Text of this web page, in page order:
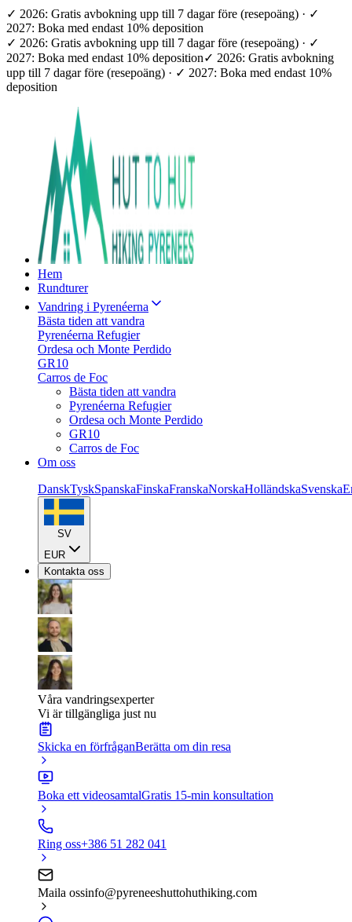
✓ 2026: Gratis avbokning upp till 7 dagar före (resepoäng) · ✓
2027: Boka med endast 10% deposition
✓ 2026: Gratis avbokning upp till 7 dagar före (resepoäng) · ✓
2027: Boka med endast 10% deposition✓ 2026: Gratis avbokning
upp till 7 dagar före (resepoäng) · ✓ 2027: Boka med endast 10%
deposition
Hem
Rundturer
Vandring i Pyrenéerna
Bästa tiden att vandra
Pyrenéerna Refugier
Ordesa och Monte Perdido
GR10
Carros de Foc
Bästa tiden att vandra
Pyrenéerna Refugier
Ordesa och Monte Perdido
GR10
Carros de Foc
Om oss
DanskTyskSpanskaFinskaFranskaNorskaHolländskaSvenska
SV
EUR
Kontakta oss
Våra vandringsexperter
Vi är tillgängliga just nu
Skicka en förfråganBerätta om din resa
Boka ett videosamtalGratis 15-min konsultation
Ring oss+386 51 282 041
Maila ossinfo@pyreneeshuttohuthiking.com